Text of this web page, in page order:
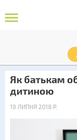
Як батькам
дитиною
19 ЛИПНЯ 2018 Р.